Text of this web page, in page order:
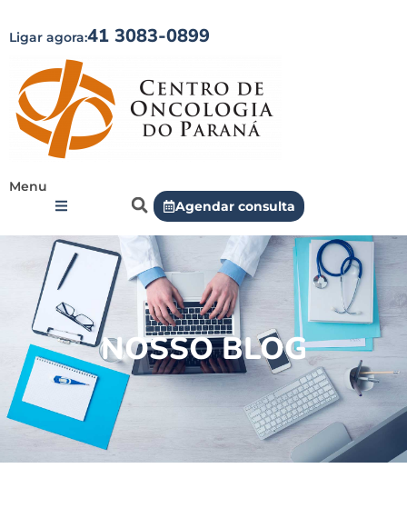
Ligar agora:41 3083-0899
Menu
Agendar consulta
NOSSO BLOG